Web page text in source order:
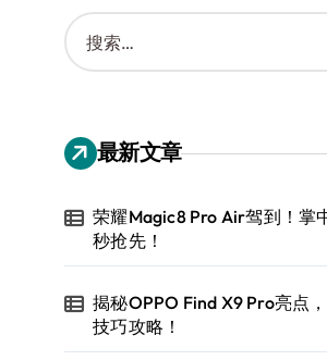
搜
索
：
最新文章
荣耀Magic8 Pro Air驾到！掌
秒抢先！
揭秘OPPO Find X9 Pro亮点
技巧攻略！